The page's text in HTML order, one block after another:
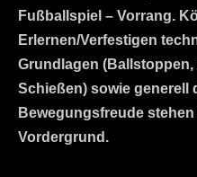
Fußballspiel – Vorrang.
Erlernen/Verfestigen
Grundlagen
Schießen) sowie generell
Bewegungsfreude
Vordergrund.